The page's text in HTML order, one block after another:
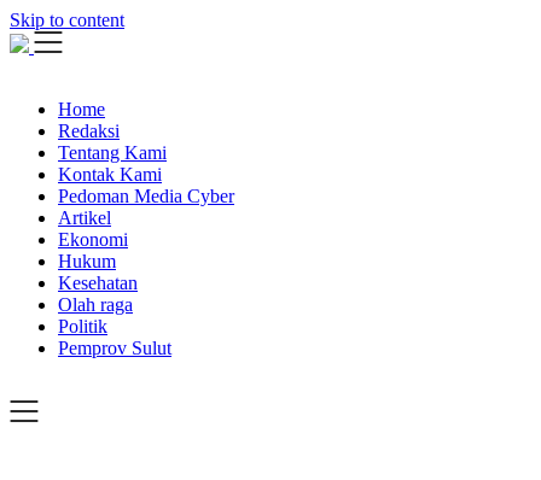
Skip to content
Home
Redaksi
Tentang Kami
Kontak Kami
Pedoman Media Cyber
Artikel
Ekonomi
Hukum
Kesehatan
Olah raga
Politik
Pemprov Sulut